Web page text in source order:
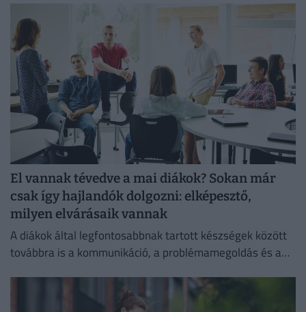
El vannak tévedve a mai diákok? Sokan már
csak így hajlandók dolgozni: elképesztő,
milyen elvárásaik vannak
A diákok által legfontosabbnak tartott készségek között
továbbra is a kommunikáció, a problémamegoldás és a